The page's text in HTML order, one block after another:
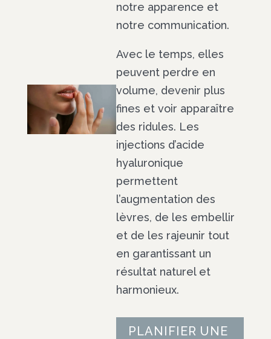
notre apparence et
notre communication.
Avec le temps, elles
peuvent perdre en
volume, devenir plus
fines et voir apparaître
des ridules. Les
injections d’acide
hyaluronique
permettent
l’augmentation des
lèvres, de les embellir
et de les rajeunir tout
en garantissant un
résultat naturel et
harmonieux.
PLANIFIER UNE